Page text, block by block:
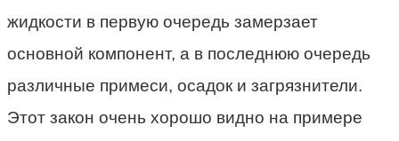
жидкости в первую очередь замерзает
основной компонент, а в последнюю очередь
различные примеси, осадок и загрязнители.
Этот закон очень хорошо видно на примере